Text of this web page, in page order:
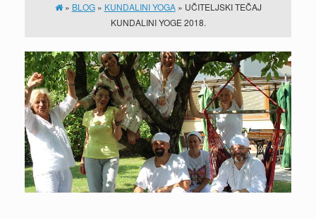
» BLOG» KUNDALINI YOGA» UČITELJSKI TEČAJ
KUNDALINI YOGE 2018.